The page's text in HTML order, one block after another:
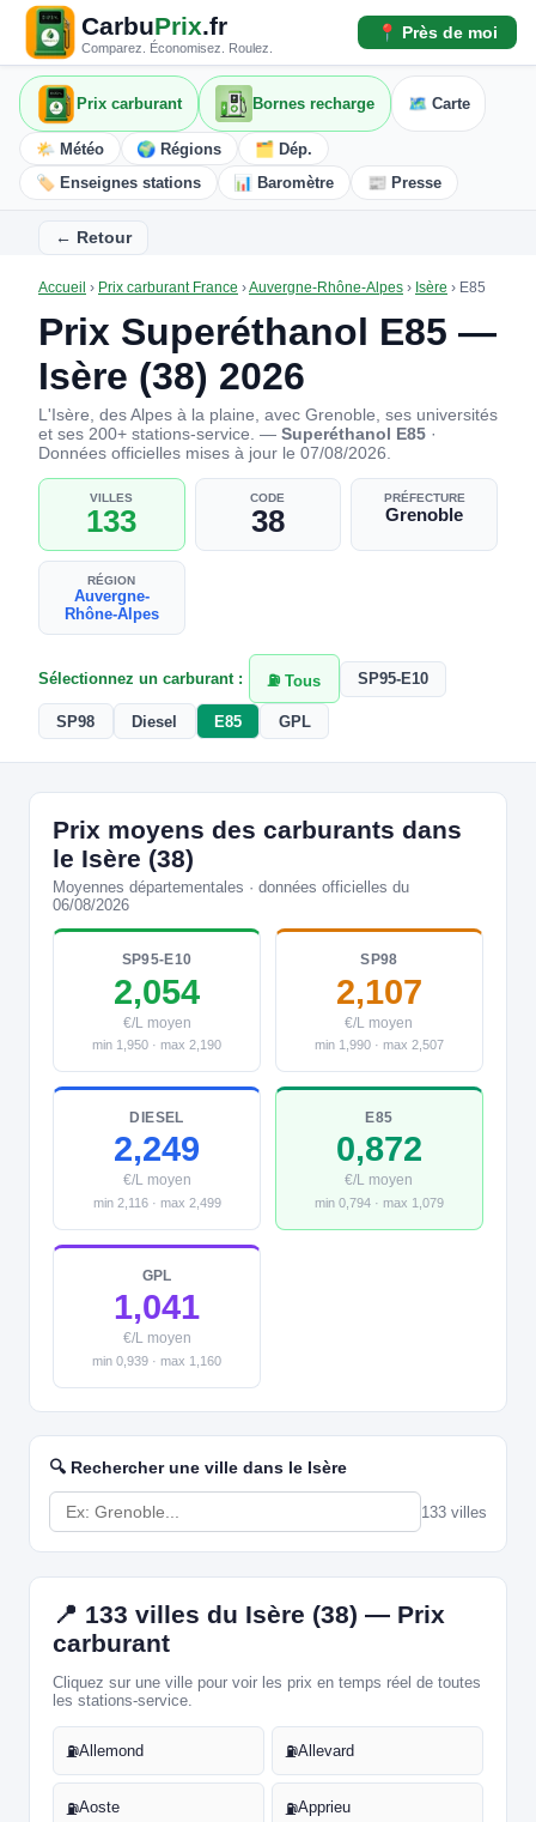
CarbuPrix.fr
Comparez. Économisez. Roulez.
📍 Près de moi
Prix carburant Bornes recharge 🗺️ Carte
🌤️ Météo 🌍 Régions
🗂️ Dép.
🏷️ Enseignes stations
📊 Baromètre 📰 Presse
← Retour
Accueil › Prix carburant France ›Auvergne-Rhône-Alpes › Isère › E85
Prix Superéthanol E85 —
Isère (38) 2026
L'Isère, des Alpes à la plaine, avec Grenoble, ses universités
et ses 200+ stations-service. — Superéthanol E85 ·
Données officielles mises à jour le 07/08/2026.
VILLES
133
CODE
38
PRÉFECTURE
Grenoble
RÉGION
Auvergne-
Rhône-Alpes
Sélectionnez un carburant : ⛽ Tous SP95-E10
SP98 Diesel E85 GPL
Prix moyens des carburants dans
le Isère (38)
Moyennes départementales · données officielles du
06/08/2026
SP95-E10
2,054
€/L moyen
min 1,950 · max 2,190
SP98
2,107
€/L moyen
min 1,990 · max 2,507
DIESEL
2,249
€/L moyen
min 2,116 · max 2,499
E85
0,872
€/L moyen
min 0,794 · max 1,079
GPL
1,041
€/L moyen
min 0,939 · max 1,160
🔍 Rechercher une ville dans le Isère
133 villes
📍 133 villes du Isère (38) — Prix
carburant
Cliquez sur une ville pour voir les prix en temps réel de toutes
les stations-service.
⛽Allemond ⛽Allevard
⛽Aoste ⛽Apprieu